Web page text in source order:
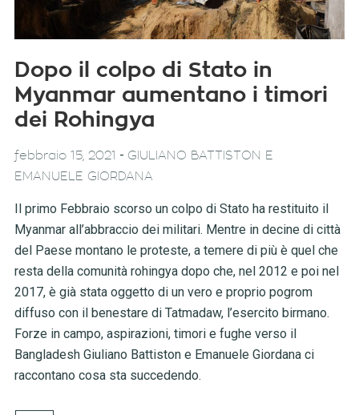
Dopo il colpo di Stato in
Myanmar aumentano i timori
dei Rohingya
febbraio 15, 2021 - GIULIANO BATTISTON E
EMANUELE GIORDANA
Il primo Febbraio scorso un colpo di Stato ha restituito il
Myanmar all’abbraccio dei militari. Mentre in decine di città
del Paese montano le proteste, a temere di più è quel che
resta della comunità rohingya dopo che, nel 2012 e poi nel
2017, è già stata oggetto di un vero e proprio pogrom
diffuso con il benestare di Tatmadaw, l’esercito birmano.
Forze in campo, aspirazioni, timori e fughe verso il
Bangladesh Giuliano Battiston e Emanuele Giordana ci
raccontano cosa sta succedendo.